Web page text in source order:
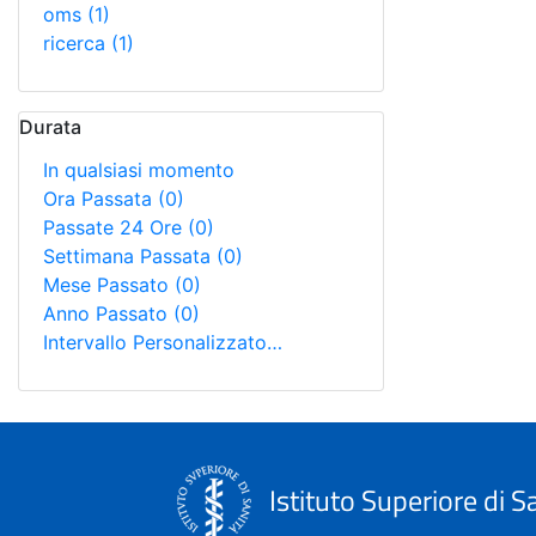
oms (1)
ricerca (1)
Durata
In qualsiasi momento
Ora Passata (0)
Passate 24 Ore (0)
Settimana Passata (0)
Mese Passato (0)
Anno Passato (0)
Intervallo Personalizzato…
Istituto Superiore di